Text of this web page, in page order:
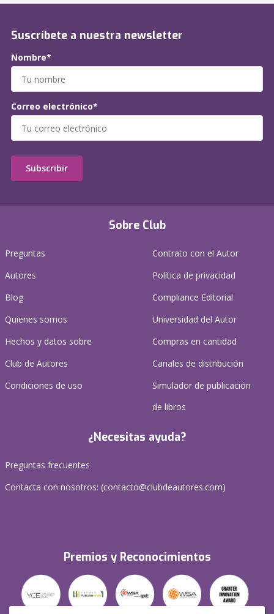
Sobre Club
Preguntas
Autores
Blog
Quienes somos
Hechos y datos sobre
Club de Autores
Condiciones de uso
Contrato con el Autor
Política de privacidad
Compliance Editorial
Universidad del Autor
Compras en cantidad
Canales de distribución
Simulador de publicación
de libros
¿Necesitas ayuda?
Preguntas frecuentes
Contacta con nosotros: (contacto@clubdeautores.com)
Premios y Reconocimientos
Suscríbete a nuestra newsletter
Nombre*
Correo electrónico*
Subscribir